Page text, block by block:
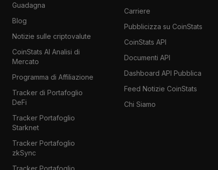
Guadagna
Blog
Notizie sulle criptovalute
CoinStats AI Analisi di
Mercato
Programma di Affiliazione
Tracker di Portafoglio
DeFi
Tracker Portafoglio
Starknet
Tracker Portafoglio
zkSync
Tracker Portafoglio
Carriere
Pubblicizza su CoinStats
CoinStats API
Documenti API
Dashboard API Pubblica
Feed Notizie CoinStats
Chi Siamo